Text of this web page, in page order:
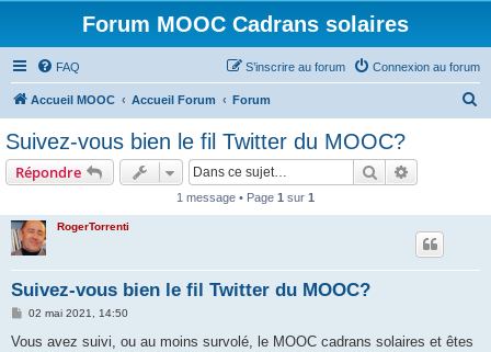
Forum MOOC Cadrans solaires
FAQ Connexion au forum
S’inscrire au forum
Accueil MOOC Accueil Forum Forum
Suivez-vous bien le fil Twitter du MOOC?
Répondre Rechercher
1 message • Page 1 sur 1
RogerTorrenti
Suivez-vous bien le fil Twitter du MOOC?
M
s
02 mai 2021, 14:50
Vous avez suivi, ou au moins survolé, le MOOC cadrans solaires et êtes